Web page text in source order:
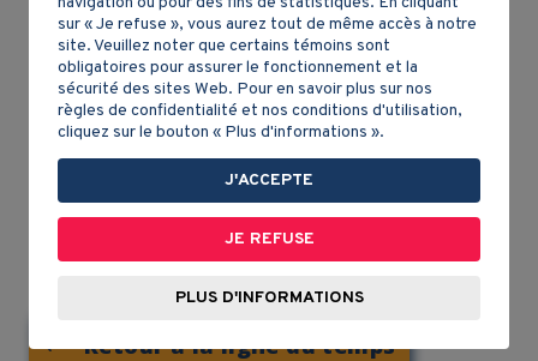
légendes autochtones mettent souvent en scène
des animaux.
AUTEUR
Service national du Récit de l'univers social
Licence d'utilisation :
Retour à la ligne du temps
sur « Je refuse », vous aurez tout de même accès à notre
site. Veuillez noter que certains témoins sont
obligatoires pour assurer le fonctionnement et la
sécurité des sites Web. Pour en savoir plus sur nos
règles de confidentialité et nos conditions d'utilisation,
cliquez sur le bouton « Plus d'informations ».
J'ACCEPTE
JE REFUSE
PLUS D'INFORMATIONS